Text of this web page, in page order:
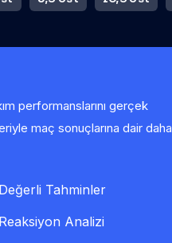
performanslarını gerçek
maç sonuçlarına dair daha
Değerli Tahminler
Reaksiyon Analizi